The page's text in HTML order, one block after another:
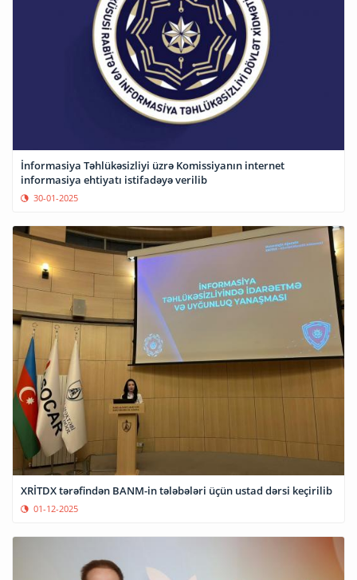
İnformasiya Təhlükəsizliyi üzrə Komissiyanın internet
informasiya ehtiyatı istifadəyə verilib
30-01-2025
XRİTDX tərəfindən BANM-in tələbələri üçün ustad dərsi keçirilib
01-12-2025